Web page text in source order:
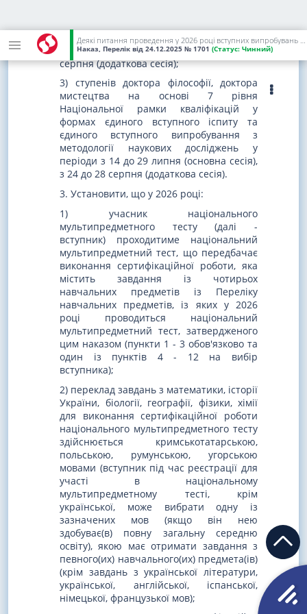
Деякі питання проведення у 2026 році вступних випробувань з використанням організаційно-технологічних процесів здійснення зовнішнього незалежного оцінювання
Наказ, Перелік від 24.12.2025 № 1701 (Статус: Чинний)
випробування у періоди з 26 червня до
14 липня (основна сесія), з 03 до 21
серпня (додаткова сесія);
3) ступенів доктора філософії, доктора
мистецтва на основі 7 рівня
Національної рамки кваліфікацій у
формах єдиного вступного іспиту та
єдиного вступного випробування з
методології наукових досліджень у
періоди з 14 до 29 липня (основна сесія),
з 24 до 28 серпня (додаткова сесія).
3. Установити, що у 2026 році:
1) учасник національного
мультипредметного тесту (далі -
вступник) проходитиме національний
мультипредметний тест, що передбачає
виконання сертифікаційної роботи, яка
містить завдання із чотирьох
навчальних предметів із Переліку
навчальних предметів, із яких у 2026
році проводиться національний
мультипредметний тест, затвердженого
цим наказом (пункти 1 - 3 обов'язково та
один із пунктів 4 - 12 на вибір
вступника);
2) переклад завдань з математики, історії
України, біології, географії, фізики, хімії
для виконання сертифікаційної роботи
національного мультипредметного тесту
здійснюється кримськотатарською,
польською, румунською, угорською
мовами (вступник під час реєстрації для
участі в національному
мультипредметному тесті, крім
української, може вибрати одну із
зазначених мов (якщо він нею
здобуває(в) повну загальну середню
освіту), якою має отримати завдання з
певного(их) навчального(их) предмета(ів)
(крім завдань з української літератури,
української, англійської, іспанської,
німецької, французької мов);